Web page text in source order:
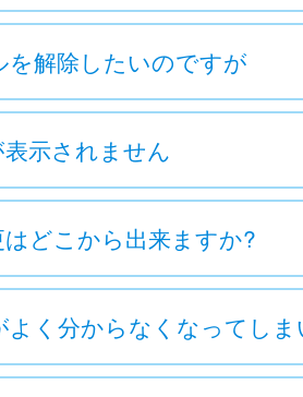
を解除したいのですが
示されません
どこから出来ますか?
よく分からなくなってしま